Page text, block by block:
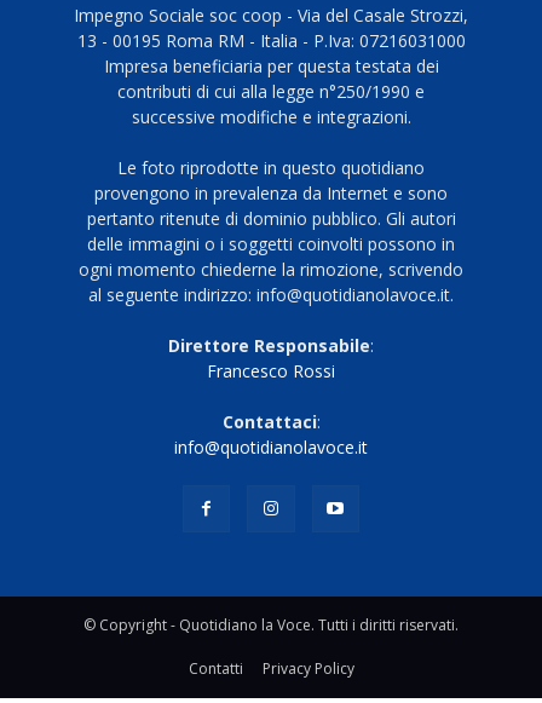
Impegno Sociale soc coop - Via del Casale Strozzi,
13 - 00195 Roma RM - Italia - P.Iva: 07216031000
Impresa beneficiaria per questa testata dei
contributi di cui alla legge n°250/1990 e
successive modifiche e integrazioni.
Le foto riprodotte in questo quotidiano
provengono in prevalenza da Internet e sono
pertanto ritenute di dominio pubblico. Gli autori
delle immagini o i soggetti coinvolti possono in
ogni momento chiederne la rimozione, scrivendo
al seguente indirizzo: info@quotidianolavoce.it.
Direttore Responsabile:
Francesco Rossi
Contattaci:
info@quotidianolavoce.it
© Copyright - Quotidiano la Voce. Tutti i diritti riservati.
Contatti Privacy Policy